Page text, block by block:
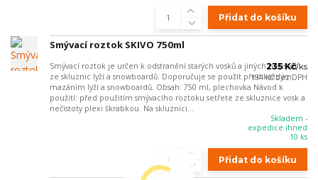
Přidat do košíku
Smývací roztok SKIVO 750ml
Smývací roztok je určen k odstranění starých vosků a jiných nečistot
ze skluznic lyží a snowboardů. Doporučuje se použít před každým
mazáním lyží a snowboardů. Obsah: 750 ml, plechovka Návod k
použití: před použitím smývacího roztoku setřete ze skluznice vosk a
nečistoty plexi škrabkou. Na skluznici...
235 Kč/ks
194 Kčbez DPH
Skladem -
expedice ihned
10 ks
Přidat do košíku